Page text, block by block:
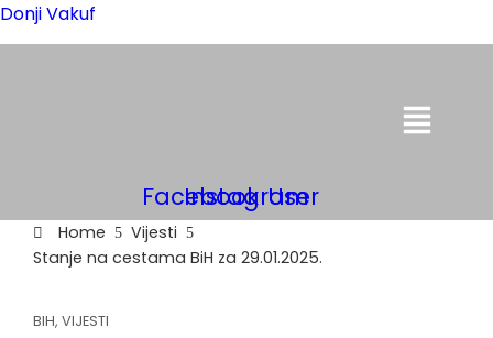
Donji Vakuf
Menu
Facebook
Instagram
User
Home
Vijesti
Stanje na cestama BiH za 29.01.2025.
BIH, VIJESTI